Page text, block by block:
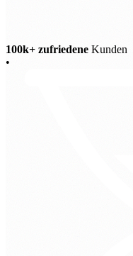
100k+ zufriedene Kunden
•